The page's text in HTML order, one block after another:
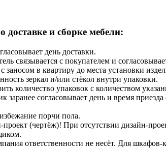
и сборке мебели:
день доставки.
связывается с покупателем и
заносом в квартиру до места установки
зеркал и/или стёкол внутри упаковки.
количество упаковок с количеством
заранее согласовывает день и время приезда
порчи пола.
(чертёж)! При отсутствии дизайн-
ответственности не несёт. Для